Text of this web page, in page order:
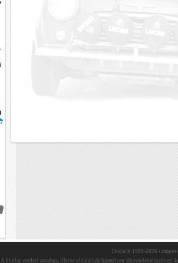
DuEn © 1999-2026 •
A honlap eredeti tartalma, illetve oldalainak bármilyen alkotóeleme (szöveg,